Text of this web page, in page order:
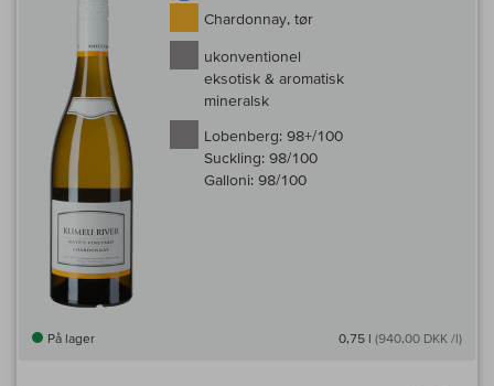
Chardonnay, tør
ukonventionel
eksotisk & aromatisk
mineralsk
Lobenberg: 98+/100
Suckling: 98/100
Galloni: 98/100
På lager 0,75 l (940,00 DKK /l)